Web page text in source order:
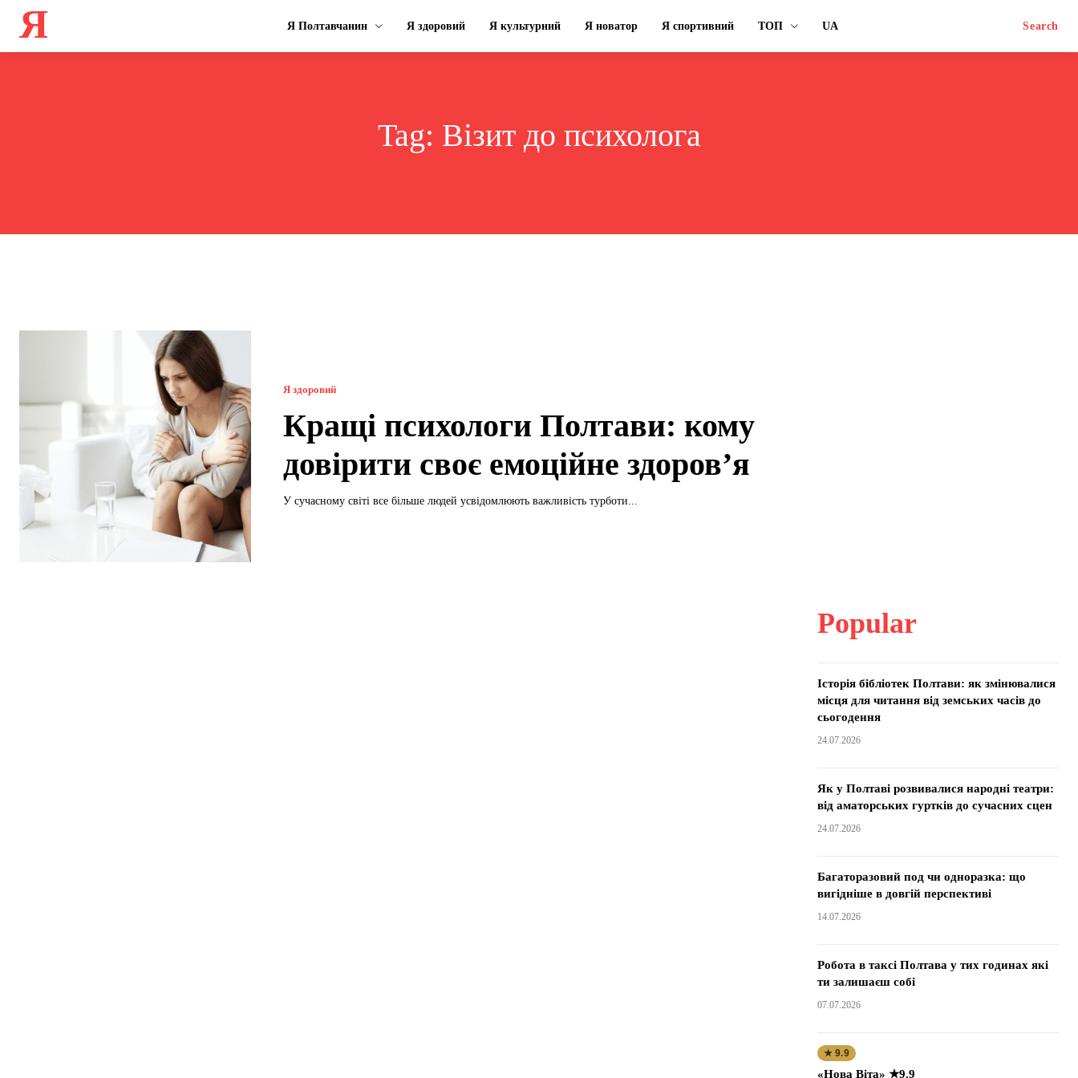
Я Я Полтавчанин Я здоровий Я культурний Я новатор Я спортивний ТОП UA Search
Tag: Візит до психолога
Я здоровий
Кращі психологи Полтави: кому
довірити своє емоційне здоров’я
У сучасному світі все більше людей усвідомлюють важливість турботи...
Popular
Історія бібліотек Полтави: як змінювалися
місця для читання від земських часів до
сьогодення
24.07.2026
Як у Полтаві розвивалися народні театри:
від аматорських гуртків до сучасних сцен
24.07.2026
Багаторазовий под чи одноразка: що
вигідніше в довгій перспективі
14.07.2026
Робота в таксі Полтава у тих годинах які
ти залишаєш собі
07.07.2026
★ 9.9
«Нова Віта» ★9.9